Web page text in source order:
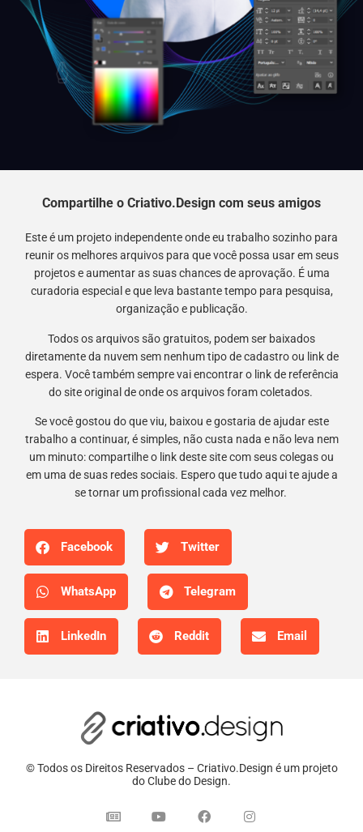
Compartilhe o Criativo.Design com seus amigos
Este é um projeto independente onde eu trabalho sozinho para
reunir os melhores arquivos para que você possa usar em seus
projetos e aumentar as suas chances de aprovação. É uma
curadoria especial e que leva bastante tempo para pesquisa,
organização e publicação.
Todos os arquivos são gratuitos, podem ser baixados
diretamente da nuvem sem nenhum tipo de cadastro ou link de
espera. Você também sempre vai encontrar o link de referência
do site original de onde os arquivos foram coletados.
Se você gostou do que viu, baixou e gostaria de ajudar este
trabalho a continuar, é simples, não custa nada e não leva nem
um minuto: compartilhe o link deste site com seus colegas ou
em uma de suas redes sociais. Espero que tudo aqui te ajude a
se tornar um profissional cada vez melhor.
Facebook Twitter
WhatsApp Telegram
LinkedIn Reddit Email
© Todos os Direitos Reservados – Criativo.Design é um projeto
do Clube do Design.